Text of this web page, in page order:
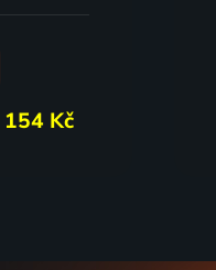
154 Kč